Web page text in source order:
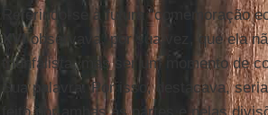
Referindo-se à futura "comemoração
XVIobservava, por sua vez, que ela
triunfalista, mas ser um momento de
Sua palavra. Por isso, destacava,